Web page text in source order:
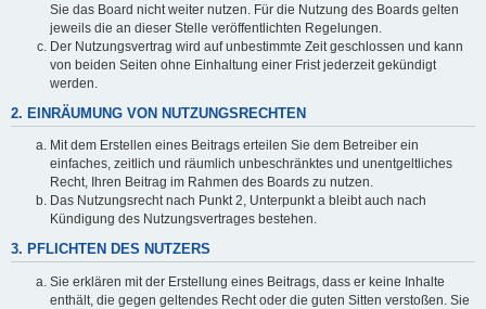
Sie das Board nicht weiter nutzen. Für die Nutzung des Boards gelten
jeweils die an dieser Stelle veröffentlichten Regelungen.
Der Nutzungsvertrag wird auf unbestimmte Zeit geschlossen und kann
von beiden Seiten ohne Einhaltung einer Frist jederzeit gekündigt
werden.
2. EINRÄUMUNG VON NUTZUNGSRECHTEN
Mit dem Erstellen eines Beitrags erteilen Sie dem Betreiber ein
einfaches, zeitlich und räumlich unbeschränktes und unentgeltliches
Recht, Ihren Beitrag im Rahmen des Boards zu nutzen.
Das Nutzungsrecht nach Punkt 2, Unterpunkt a bleibt auch nach
Kündigung des Nutzungsvertrages bestehen.
3. PFLICHTEN DES NUTZERS
Sie erklären mit der Erstellung eines Beitrags, dass er keine Inhalte
enthält, die gegen geltendes Recht oder die guten Sitten verstoßen. Sie